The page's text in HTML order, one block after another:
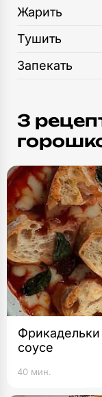
Жарить
Тушить
Запекать
3
соусе
40 мин.